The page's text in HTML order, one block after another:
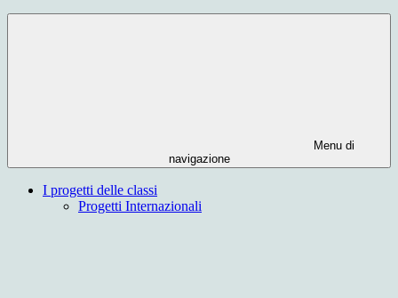
Menu di
navigazione
I progetti delle classi
Progetti Internazionali